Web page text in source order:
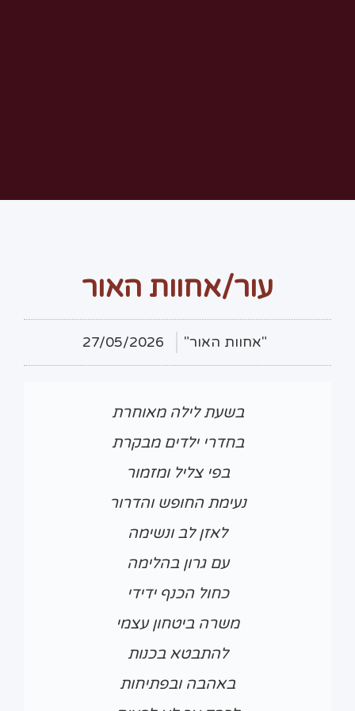
עור/אחוות האור
"אחוות האור" 27/05/2026
בשעת לילה מאוחרת
בחדרי ילדים מבקרת
בפי צליל ומזמור
נעימת החופש והדרור
לאזן לב ונשימה
עם גרון בהלימה
כחול הכנף ידידי
משרה ביטחון עצמי
להתבטא בכנות
באהבה ובפתיחות